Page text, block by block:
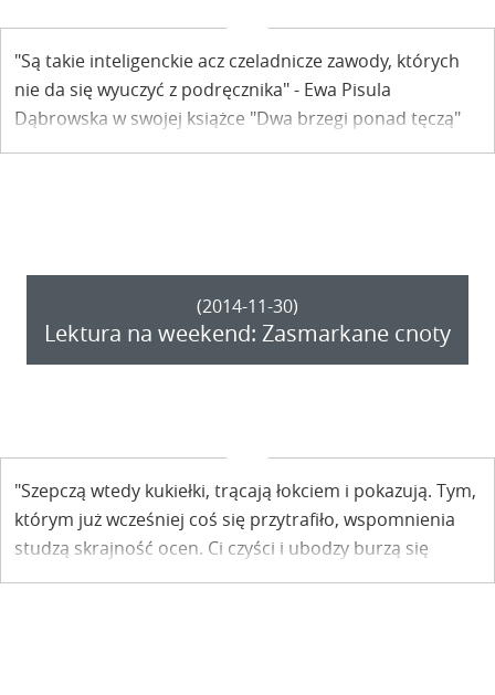
"Są takie inteligenckie acz czeladnicze zawody, których
nie da się wyuczyć z podręcznika" - Ewa Pisula
Dąbrowska w swojej książce "Dwa brzegi ponad tęczą"
pisze o wadze autorytetów w medycynie.
(2014-11-30)
Lektura na weekend: Zasmarkane cnoty
"Szepczą wtedy kukiełki, trącają łokciem i pokazują. Tym,
którym już wcześniej coś się przytrafiło, wspomnienia
studzą skrajność ocen. Ci czyści i ubodzy burzą się
silniej." - o jakich zasmarkanych cnotach pisze tym